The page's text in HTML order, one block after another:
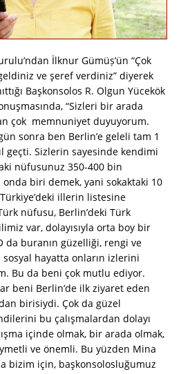
İlknur Gümüș’ün “Çok
ve şeref verdiniz” diyerek
Başkonsolos R. Olgun Yücekök
“Sizleri bir arada
çok memnuniyet duyuyorum.
sonra ben Berlin’e geleli tam 1
geçti. Sizlerin sayesinde kendimi
nüfusunuz 350-400 bin
onda biri demek, yani sokaktaki 10
illerin listesine
nüfusu, Berlin’deki Türk
var, dolayısıyla orta boy bir
da buranın güzelliği, rengi ve
sosyal hayatta onların izlerini
Bu da beni çok mutlu ediyor.
beni Berlin’de ilk ziyaret eden
birisiydi. Çok da güzel
bu çalışmalardan dolayı
içinde olmak, bir arada olmak,
ve önemli. Bu yüzden Mina
bizim için, başkonsolosluğumuz